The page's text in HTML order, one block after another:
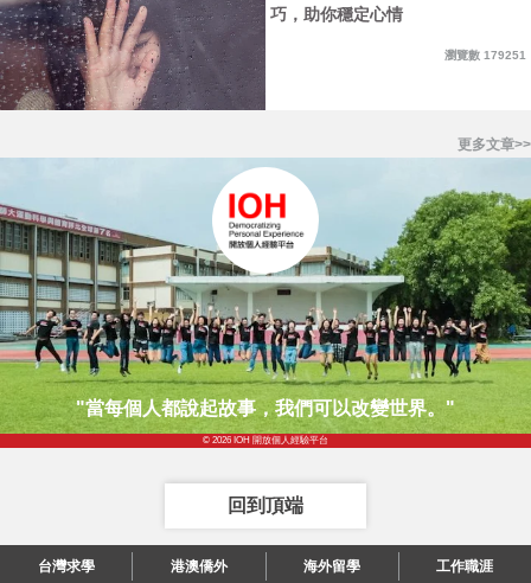
台灣求學 港澳僑外 海外留學 工作職涯
巧，助你穩定心情
瀏覽數 179251
更多文章>>
"當每個人都說起故事，我們可以改變世界。"
© 2026 IOH 開放個人經驗平台
回到頂端